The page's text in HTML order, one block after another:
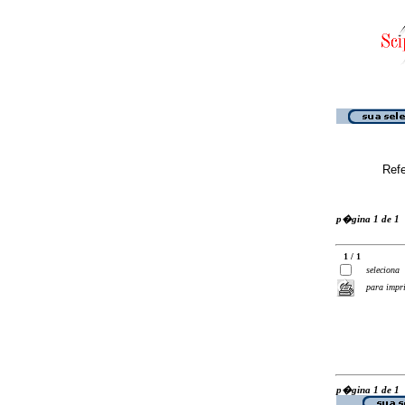
p�gina 1 de 1
1 / 1
seleciona
para
p�gina 1 de 1